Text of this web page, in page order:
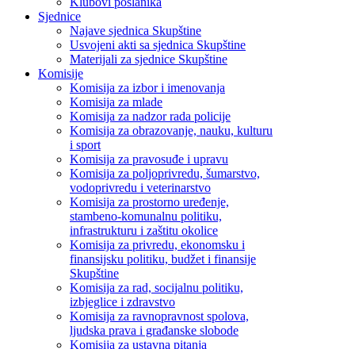
Sjednice
Najave sjednica Skupštine
Usvojeni akti sa sjednica Skupštine
Materijali za sjednice Skupštine
Komisije
Komisija za izbor i imenovanja
Komisija za mlade
Komisija za nadzor rada policije
Komisija za obrazovanje, nauku, kulturu
i sport
Komisija za pravosuđe i upravu
Komisija za poljoprivredu, šumarstvo,
vodoprivredu i veterinarstvo
Komisija za prostorno uređenje,
stambeno-komunalnu politiku,
infrastrukturu i zaštitu okolice
Komisija za privredu, ekonomsku i
finansijsku politiku, budžet i finansije
Skupštine
Komisija za rad, socijalnu politiku,
izbjeglice i zdravstvo
Komisija za ravnopravnost spolova,
ljudska prava i građanske slobode
Komisija za ustavna pitanja